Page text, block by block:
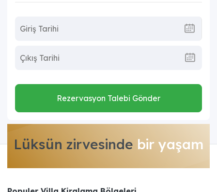
Rezervasyon Talebi Gönder
Lüksün zirvesinde bir yaşam